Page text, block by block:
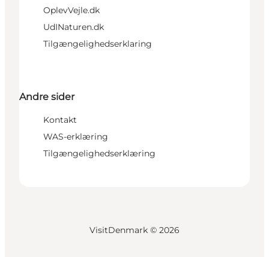
OplevVejle.dk
UdINaturen.dk
Tilgængelighedserklaring
Andre sider
Kontakt
WAS-erklæring
Tilgængelighedserklæring
VisitDenmark © 2026